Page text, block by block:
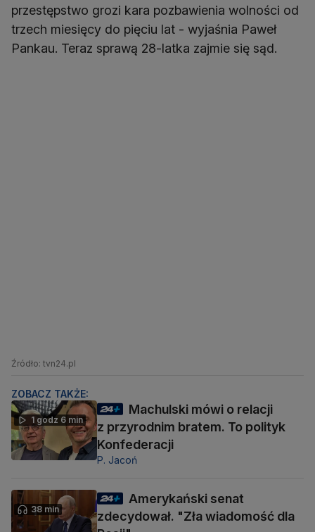
przestępstwo grozi kara pozbawienia wolności od
trzech miesięcy do pięciu lat - wyjaśnia Paweł
Pankau. Teraz sprawą 28-latka zajmie się sąd.
Źródło: tvn24.pl
ZOBACZ TAKŻE:
1 godz 6 min
Machulski mówi o relacji
z przyrodnim bratem. To polityk
Konfederacji
P. Jacoń
38 min
Amerykański senat
zdecydował. "Zła wiadomość dla